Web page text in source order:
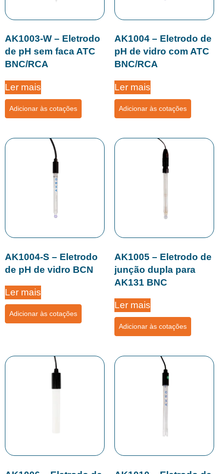
AK1003-W – Eletrodo
de pH sem faca ATC
BNC/RCA
Ler mais
Adicionar às cotações
AK1004 – Eletrodo de
pH de vidro com ATC
BNC/RCA
Ler mais
Adicionar às cotações
AK1004-S – Eletrodo
de pH de vidro BCN
Ler mais
Adicionar às cotações
AK1005 – Eletrodo de
junção dupla para
AK131 BNC
Ler mais
Adicionar às cotações